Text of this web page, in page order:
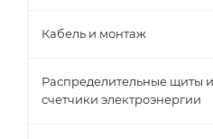
Кабель и монтаж
Распределительные щиты и
счетчики электроэнергии